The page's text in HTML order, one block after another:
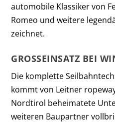
automobile Klassiker von
Romeo und weitere
zeichnet.
GROSSEINSATZ BEI
Die komplette
kommt von Leitner
Nordtirol beheimatete
weiteren Baupartner